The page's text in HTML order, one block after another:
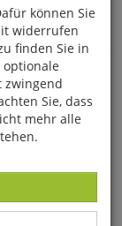
können Sie
widerrufen
finden Sie in
optionale
zwingend
Sie, dass
mehr alle